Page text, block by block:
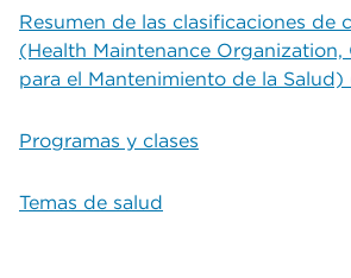
Resumen de las clasificaciones de
(Health Maintenance Organization,
para el Mantenimiento de la Salud)
Programas y clases
Temas de salud